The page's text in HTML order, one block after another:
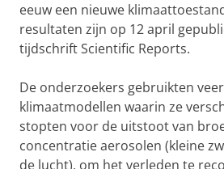
eeuw een nieuwe
resultaten zijn op 12 april
tijdschrift Scientific Reports.
De onderzoekers gebruikten
klimaatmodellen waarin ze
stopten voor de uitstoot van
concentratie aerosolen (kleine
de lucht), om het verleden te